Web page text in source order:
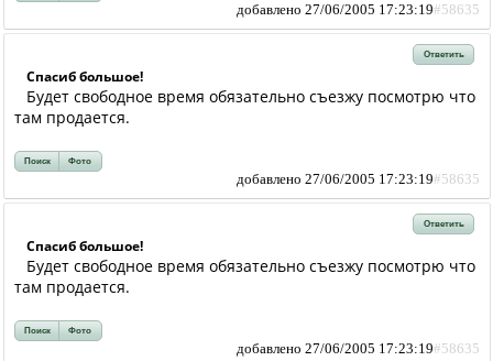
добавлено 27/06/2005 17:23:19#58635
Ответить
Спасиб большое!
Будет свободное время обязательно съезжу посмотрю что
там продается.
Поиск Фото
добавлено 27/06/2005 17:23:19#58635
Ответить
Спасиб большое!
Будет свободное время обязательно съезжу посмотрю что
там продается.
Поиск Фото
добавлено 27/06/2005 17:23:19#58635